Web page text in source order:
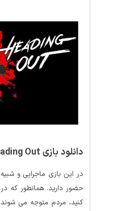
دانلود بازی Heading Out
در این بازی ماجرایی و
حضور دارید. همانطور که
کنید، مردم متوجه می